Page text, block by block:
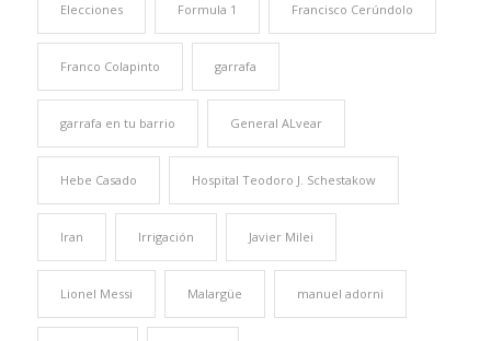
Elecciones Formula 1 Francisco Cerúndolo
Franco Colapinto garrafa
garrafa en tu barrio General ALvear
Hebe Casado Hospital Teodoro J. Schestakow
Iran Irrigación Javier Milei
Lionel Messi Malargüe manuel adorni